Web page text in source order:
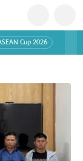
Cup 2026